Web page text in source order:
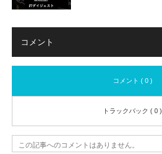
コメント
コメント ( 0 )
トラックバック ( 0 )
この記事へのコメントはありません。